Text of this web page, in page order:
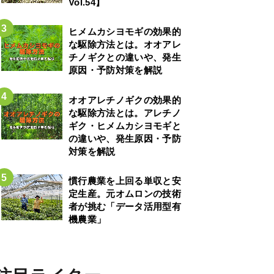
ヒメムカシヨモギの効果的
な駆除方法とは。オオアレ
チノギクとの違いや、発生
原因・予防対策を解説
オオアレチノギクの効果的
な駆除方法とは。アレチノ
ギク・ヒメムカシヨモギと
の違いや、発生原因・予防
対策を解説
慣行農業を上回る単収と安
定生産。元オムロンの技術
者が挑む「データ活用型有
機農業」